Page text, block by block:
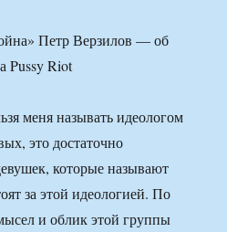
меня называть идеологом
это достаточно
которые называют
за этой идеологией. По
и облик этой группы